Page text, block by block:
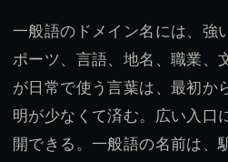
一般語のドメイン名には、強
ポーツ、言語、地名、職業、
が日常で使う言葉は、最初か
明が少なくて済む。広い入口
開できる。一般語の名前は、